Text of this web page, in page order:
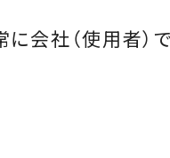
会社（使用者）で